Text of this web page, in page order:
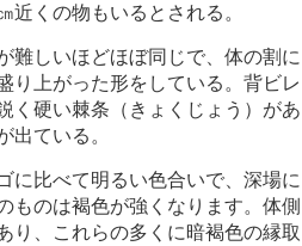
近くの物もいるとされる。
しいほどほぼ同じで、体の割に
り上がった形をしている。背ビレ
く硬い棘条（きょくじょう）があ
出ている。
比べて明るい色合いで、深場に
ものは褐色が強くなります。体側
り、これらの多くに暗褐色の縁取